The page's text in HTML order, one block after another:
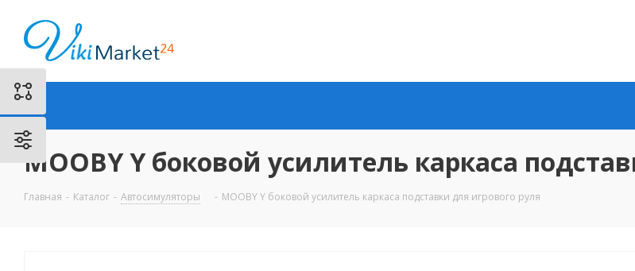
MOOBY Y боковой усилитель каркаса
Главная - Каталог - Автосимуляторы - MOOBY Y боковой усилитель каркаса подставки для игрового руля